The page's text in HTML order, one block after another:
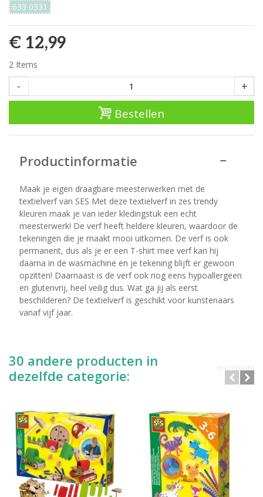
633 0331
€ 12,99
2 Items
- +
Bestellen
Productinformatie
Maak je eigen draagbare meesterwerken met de
textielverf van SES Met deze textielverf in zes trendy
kleuren maak je van ieder kledingstuk een echt
meesterwerk! De verf heeft heldere kleuren, waardoor de
tekeningen die je maakt mooi uitkomen. De verf is ook
permanent, dus als je er een T-shirt mee verf kan hij
daarna in de wasmachine en je tekening blijft er gewoon
opzitten! Daarnaast is de verf ook nog eens hypoallergeen
en glutenvrij, heel veilig dus. Wat ga jij als eerst
beschilderen? De textielverf is geschikt voor kunstenaars
vanaf vijf jaar.
30 andere producten in
dezelfde categorie: